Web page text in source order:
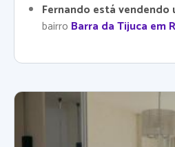
Fernando está
bairro Barra da Tijuca em